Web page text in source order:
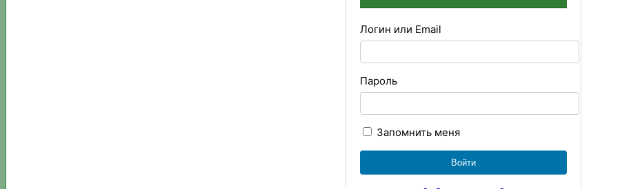
Логин или Email
Пароль
Запомнить меня